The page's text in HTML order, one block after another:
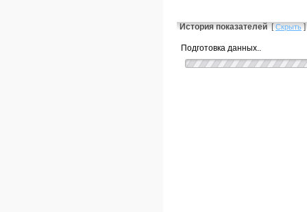
История показателей [Скрыть]
Подготовка данных..